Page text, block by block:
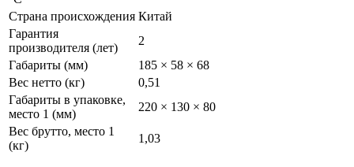
Страна происхождения Китай
Гарантия
производителя (лет)
2
Габариты (мм)
185 × 58 × 68
Вес нетто (кг)
0,51
Габариты в упаковке,
место 1 (мм)
220 × 130 × 80
Вес брутто, место 1
(кг)
1,03